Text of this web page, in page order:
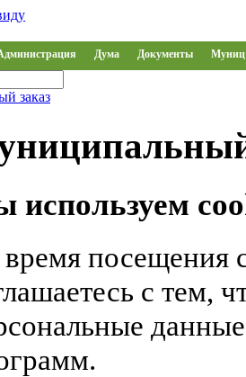
Дума Документы Муниц
заказ
используем
посещения
с тем,